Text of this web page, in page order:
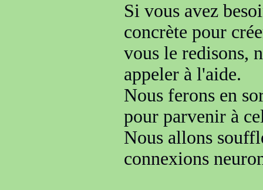
Si vous avez
concrète pour
vous le redisons,
appeler à l'aide.
Nous ferons en
pour parvenir à
Nous allons
connexions